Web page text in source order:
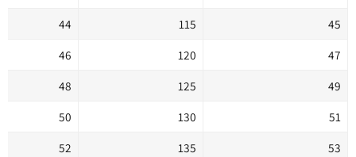
45
115
44
47
120
46
49
125
48
51
130
50
53
135
52